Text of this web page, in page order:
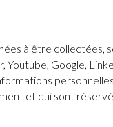
à être collectées,
Google,
et qui sont